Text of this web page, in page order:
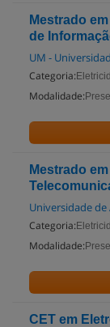
Mestrado
de
UM -
Categoria:
Modalidade:
Mestrado
Universidade de
Categoria:
Modalidade:
CET em